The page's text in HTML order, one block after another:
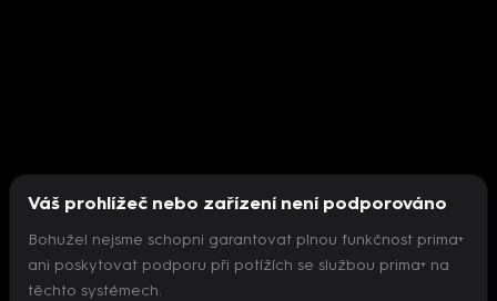
Nepodařilo se inicializovat přehrávač
Váš prohlížeč nebo zařízení není podporováno
Bohužel nejsme schopni garantovat plnou funkčnost prima+
ani poskytovat podporu při potížích se službou prima+ na
těchto systémech.